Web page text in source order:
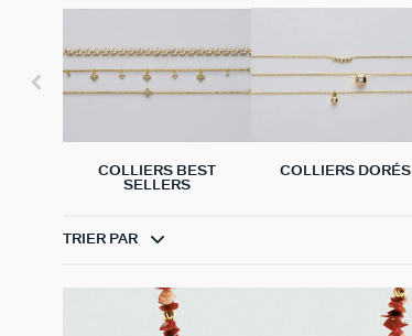
COLLIERS BEST
SELLERS
COLLIERS DORÉS
TRIER PAR